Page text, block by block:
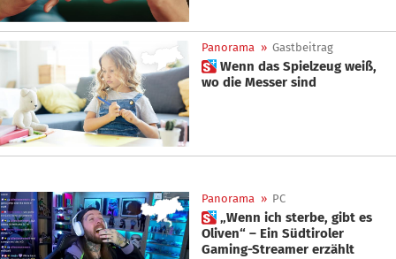
Panorama » Gastbeitrag
 Wenn das Spielzeug weiß,
wo die Messer sind
Panorama » PC
 „Wenn ich sterbe, gibt es
Oliven“ – Ein Südtiroler
Gaming-Streamer erzählt